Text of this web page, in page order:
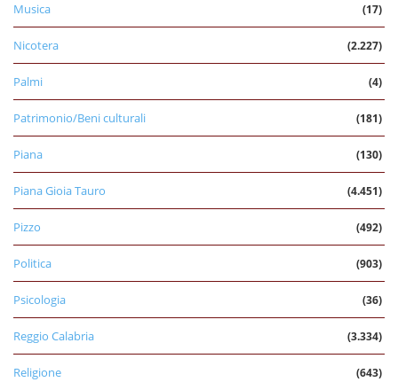
Musica (17)
Nicotera (2.227)
Palmi (4)
Patrimonio/Beni culturali (181)
Piana (130)
Piana Gioia Tauro (4.451)
Pizzo (492)
Politica (903)
Psicologia (36)
Reggio Calabria (3.334)
Religione (643)